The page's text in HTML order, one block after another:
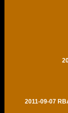
2011-09-07